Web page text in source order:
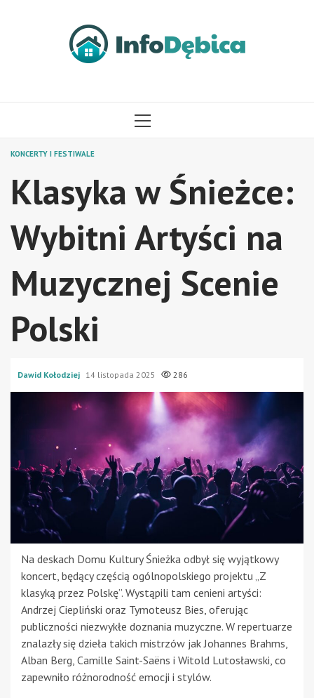
MENU
KONCERTY I FESTIWALE
Klasyka w Śnieżce:
Wybitni Artyści na
Muzycznej Scenie
Polski
Dawid Kołodziej 14 listopada 2025 286
Na deskach Domu Kultury Śnieżka odbył się wyjątkowy
koncert, będący częścią ogólnopolskiego projektu „Z
klasyką przez Polskę”. Wystąpili tam cenieni artyści:
Andrzej Ciepliński oraz Tymoteusz Bies, oferując
publiczności niezwykłe doznania muzyczne. W repertuarze
znalazły się dzieła takich mistrzów jak Johannes Brahms,
Alban Berg, Camille Saint-Saëns i Witold Lutosławski, co
zapewniło różnorodność emocji i stylów.